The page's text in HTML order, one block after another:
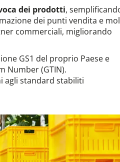
dei prodotti,
dei punti vendita e
commerciali, migliorando
GS1 del proprio Paese e
Number (GTIN).
agli standard stabiliti